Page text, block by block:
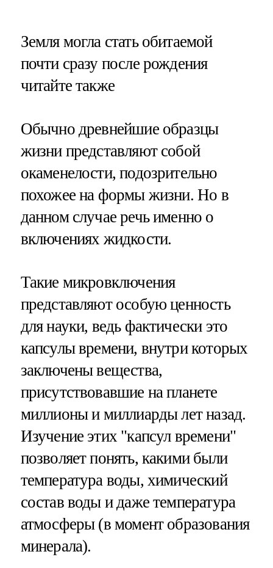
​Земля могла стать обитаемой
почти сразу после рождения
читайте также
Обычно древнейшие образцы
жизни представляют собой
окаменелости, подозрительно
похожее на формы жизни. Но в
данном случае речь именно о
включениях жидкости.
Такие микровключения
представляют особую ценность
для науки, ведь фактически это
капсулы времени, внутри которых
заключены вещества,
присутствовавшие на планете
миллионы и миллиарды лет назад.
Изучение этих "капсул времени"
позволяет понять, какими были
температура воды, химический
состав воды и даже температура
атмосферы (в момент образования
минерала).